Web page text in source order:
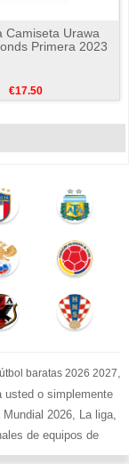
Camiseta Urawa
Primera 2023
€17.50
baratas 2026 2027,
usted o simplemente
2026, La liga,
de equipos de